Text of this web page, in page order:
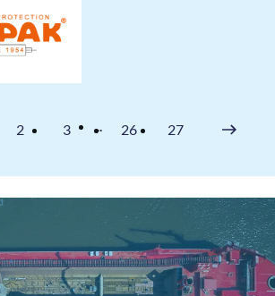
Ampak
2 3 ... 26 27